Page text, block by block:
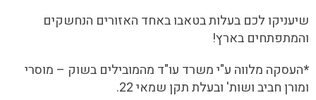
שיעניקו לכם בעלות בטאבו באחד האזורים הנחשקים
והמתפתחים בארץ!
*העסקה מלווה ע"י משרד עו"ד מהמובילים בשוק – מוסרי
ומורן חביב ושות' ובעלת תקן שמאי 22.